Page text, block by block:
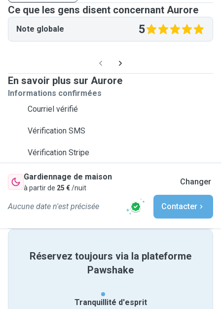
Ce que les gens disent concernant Aurore
Note globale 5
En savoir plus sur Aurore
Informations confirmées
Courriel vérifié
Vérification SMS
Vérification Stripe
Gardiennage de maison
à partir de 25 €/nuit
Changer
Aucune date n'est précisée Contacter
Réservez toujours via la plateforme
Pawshake
Tranquillité d'esprit